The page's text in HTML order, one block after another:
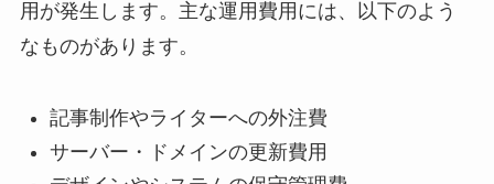
用が発生します。主な運用費用には、以下のよう
なものがあります。
記事制作やライターへの外注費
サーバー・ドメインの更新費用